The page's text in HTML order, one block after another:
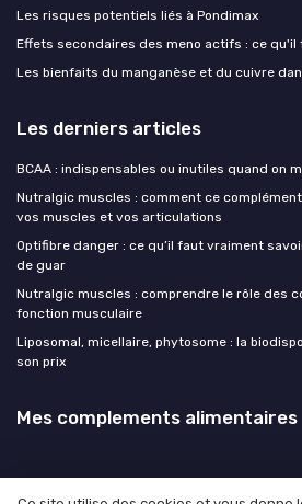
Les risques potentiels liés à Pondimax
Effets secondaires des meno actifs : ce qu'il
Les bienfaits du manganèse et du cuivre
Les derniers articles
BCAA : indispensables ou inutiles quand on
Nutralgic muscles : comment ce
vos muscles et vos articulations
Optifibre danger : ce qu’il faut vraiment
de guar
Nutralgic muscles : comprendre le rôle des
fonction musculaire
Liposomal, micellaire, phytosome : la
son prix
Mes complements alimentaires